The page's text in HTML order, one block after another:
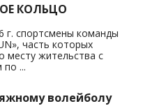
КОЛЬЦО
г. спортсмены команды
часть которых
месту жительства с
по ...
волейболу